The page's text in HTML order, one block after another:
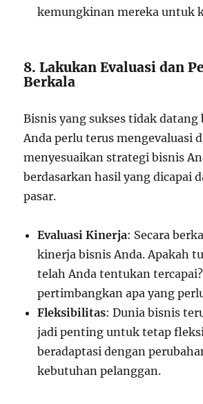
kemungkinan mereka untuk
8. Lakukan Evaluasi dan
Berkala
Bisnis yang sukses tidak datang
Anda perlu terus mengevaluasi
menyesuaikan strategi bisnis
berdasarkan hasil yang dicapai
pasar.
Evaluasi Kinerja: Secara
kinerja bisnis Anda. Apakah
telah Anda tentukan
pertimbangkan apa yang
Fleksibilitas: Dunia bisnis
jadi penting untuk tetap
beradaptasi dengan
kebutuhan pelanggan.